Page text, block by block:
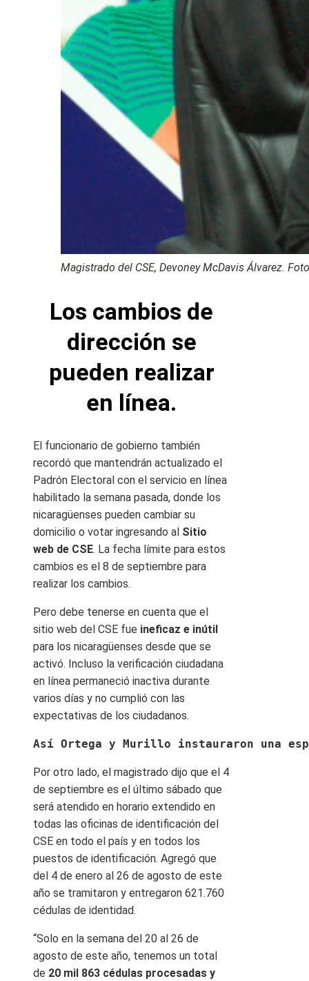
Magistrado del CSE, Devoney McDavis Álvarez.
Los cambios de
dirección se
pueden realizar
en línea.
El funcionario de gobierno también
recordó que mantendrán actualizado el
Padrón Electoral con el servicio en línea
habilitado la semana pasada, donde los
nicaragüenses pueden cambiar su
domicilio o votar ingresando al Sitio
web de CSE. La fecha límite para estos
cambios es el 8 de septiembre para
realizar los cambios.
Pero debe tenerse en cuenta que el
sitio web del CSE fue ineficaz e inútil
para los nicaragüenses desde que se
activó. Incluso la verificación ciudadana
en línea permaneció inactiva durante
varios días y no cumplió con las
expectativas de los ciudadanos.
Así Ortega y Murillo instauraron una
Por otro lado, el magistrado dijo que el 4
de septiembre es el último sábado que
será atendido en horario extendido en
todas las oficinas de identificación del
CSE en todo el país y en todos los
puestos de identificación. Agregó que
del 4 de enero al 26 de agosto de este
año se tramitaron y entregaron 621.760
cédulas de identidad.
“Solo en la semana del 20 al 26 de
agosto de este año, tenemos un total
de 20 mil 863 cédulas procesadas y